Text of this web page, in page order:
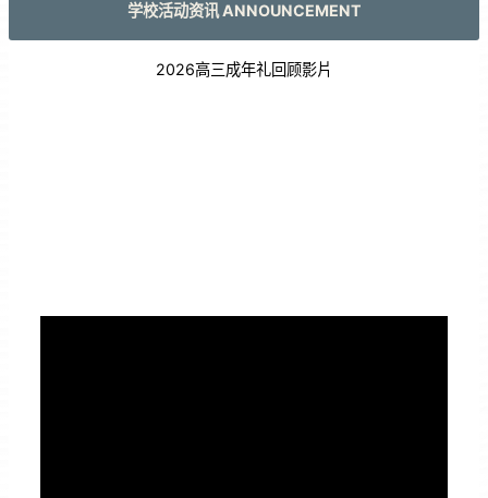
学校活动资讯 ANNOUNCEMENT
2026高三成年礼回顾影片